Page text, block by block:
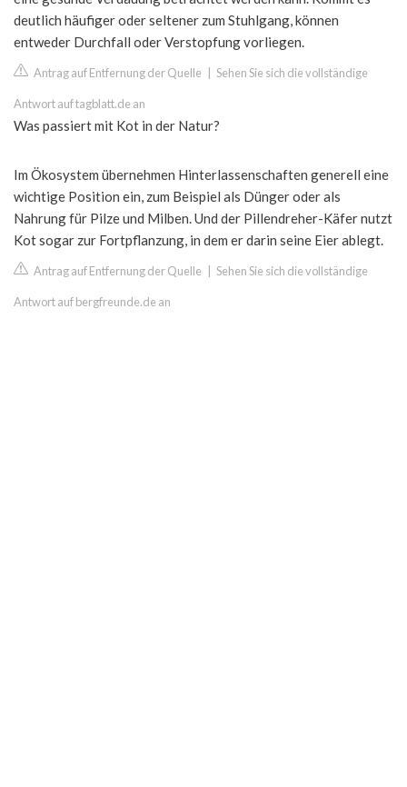
deutlich häufiger oder seltener zum Stuhlgang, können
entweder Durchfall oder Verstopfung vorliegen.
Antrag auf Entfernung der Quelle Sehen Sie sich die vollständige
Antwort auf tagblatt.de an
Was passiert mit Kot in der Natur?
Im Ökosystem übernehmen Hinterlassenschaften generell eine
wichtige Position ein, zum Beispiel als Dünger oder als
Nahrung für Pilze und Milben. Und der Pillendreher-Käfer nutzt
Kot sogar zur Fortpflanzung, in dem er darin seine Eier ablegt.
Antrag auf Entfernung der Quelle Sehen Sie sich die vollständige
Antwort auf bergfreunde.de an